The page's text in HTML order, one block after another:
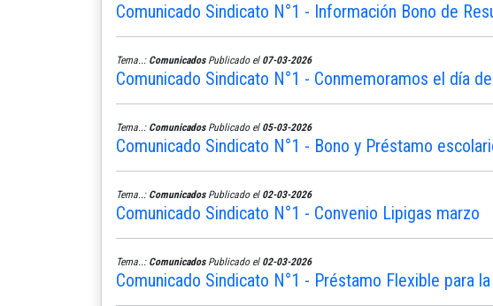
Comunicado Sindicato N°1 - Información Bono de
Tema..: ComunicadosPublicado el 07-03-2026
Comunicado Sindicato N°1 - Conmemoramos el día
Tema..: ComunicadosPublicado el 05-03-2026
Comunicado Sindicato N°1 - Bono y Préstamo
Tema..: ComunicadosPublicado el 02-03-2026
Comunicado Sindicato N°1 - Convenio Lipigas marzo
Tema..: ComunicadosPublicado el 02-03-2026
Comunicado Sindicato N°1 - Préstamo Flexible para